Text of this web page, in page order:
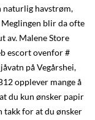
naturlig havstrøm,
blir da ofte
av. Malene Store
escort ovenfor #
på Vegårshei,
opplever mange å
du kun ønsker papir
takk for at du ønsker